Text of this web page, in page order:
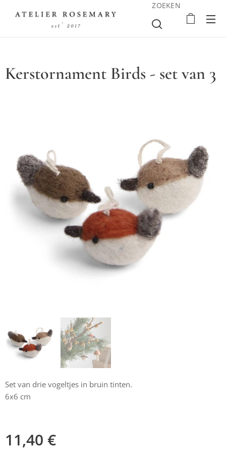
ZOEKEN
Kerstornament Birds - set van 3
Set van drie vogeltjes in bruin tinten.
6x6 cm
11,40 €